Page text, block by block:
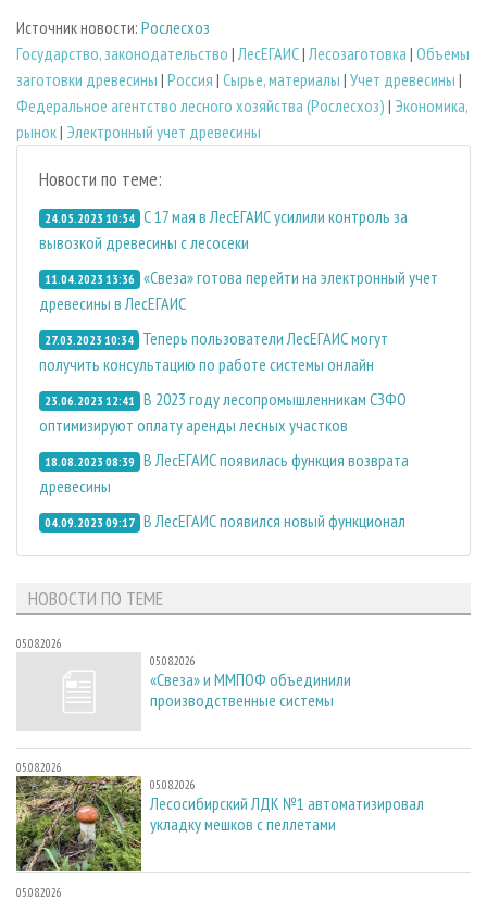
Источник новости: Рослесхоз
Государство, законодательство |ЛесЕГАИС|Лесозаготовка | Объемы
заготовки древесины | Россия | Сырье, материалы | Учет древесины |
Федеральное агентство лесного хозяйства (Рослесхоз) | Экономика,
рынок| Электронный учет древесины
Новости по теме:
24.05.2023 10:54 С 17 мая в ЛесЕГАИС усилили контроль за
вывозкой древесины с лесосеки
11.04.2023 13:36 «Свеза» готова перейти на электронный учет
древесины в ЛесЕГАИС
27.03.2023 10:34
Теперь пользователи ЛесЕГАИС могут
получить консультацию по работе системы онлайн
23.06.2023 12:41 В 2023 году лесопромышленникам СЗФО
оптимизируют оплату аренды лесных участков
18.08.2023 08:39 В ЛесЕГАИС появилась функция возврата
древесины
04.09.2023 09:17 В ЛесЕГАИС появился новый функционал
НОВОСТИ ПО ТЕМЕ
05.08.2026
05.08.2026
«Свеза» и ММПОФ объединили
производственные системы
05.08.2026
05.08.2026
Лесосибирский ЛДК №1 автоматизировал
укладку мешков с пеллетами
05.08.2026